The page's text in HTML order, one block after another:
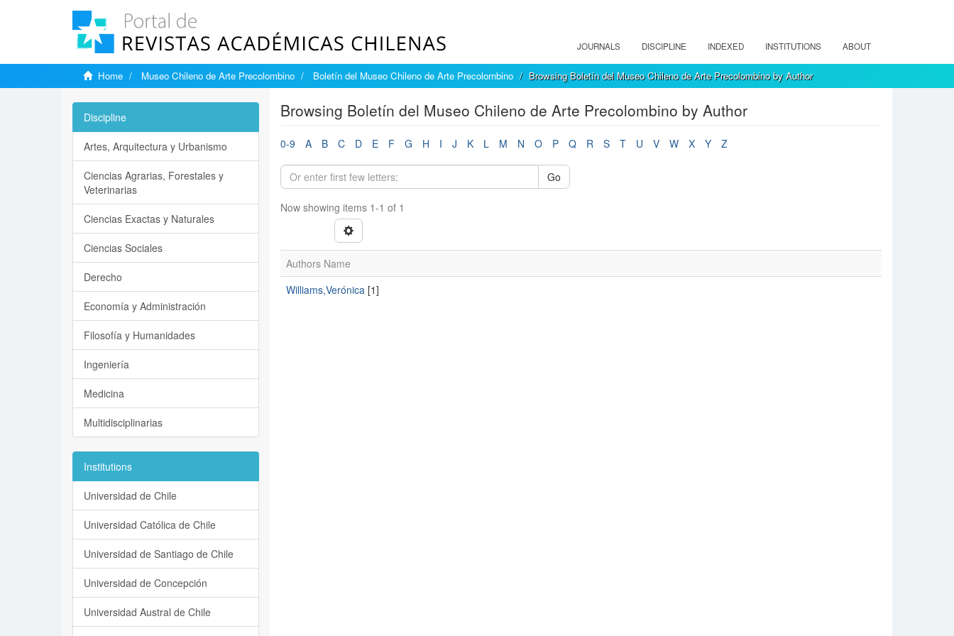
JOURNALS DISCIPLINE INDEXED INSTITUTIONS ABOUT
Home Museo Chileno de Arte Precolombino Boletín del Museo Chileno de Arte Precolombino Browsing Boletín del Museo Chileno de Arte Precolombino by Author
Browsing Boletín del Museo Chileno de Arte Precolombino by Author
0-9 A B C D E F G H I J K L M N O P Q R S T U V W X Y Z
Go
Now showing items 1-1 of 1
Authors Name
Williams,Verónica[1]
Discipline
Artes, Arquitectura y Urbanismo
Ciencias Agrarias, Forestales y
Veterinarias
Ciencias Exactas y Naturales
Ciencias Sociales
Derecho
Economía y Administración
Filosofía y Humanidades
Ingeniería
Medicina
Multidisciplinarias
Institutions
Universidad de Chile
Universidad Católica de Chile
Universidad de Santiago de Chile
Universidad de Concepción
Universidad Austral de Chile